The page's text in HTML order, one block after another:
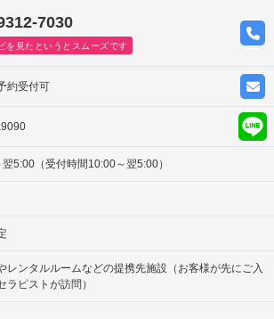
7030
を見たというとスムーズです
約受付可
5:00（受付時間10:00～翌5:00）
レンタルルームなどの提携先施設（お客様が先にご入
ラピストが訪問）